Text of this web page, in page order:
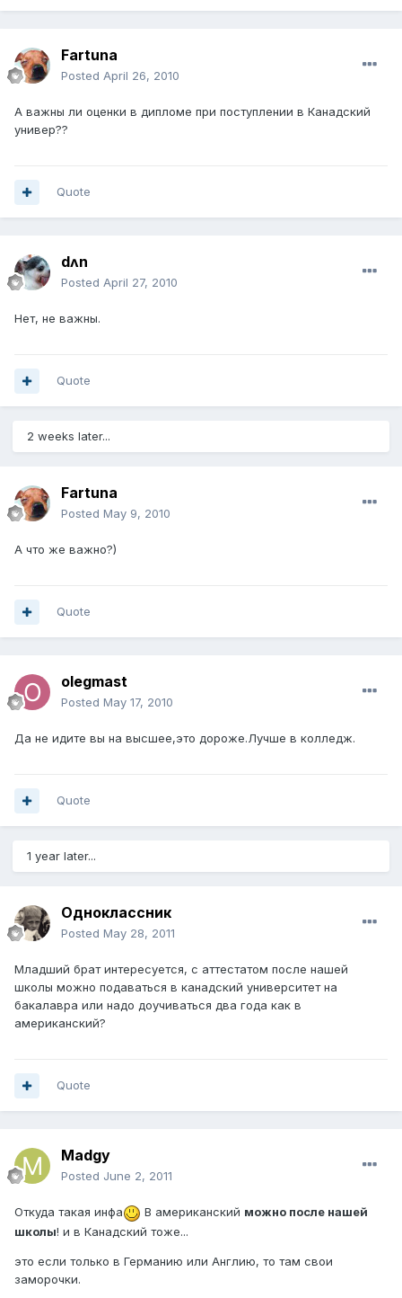
Fartuna
Posted April 26, 2010
А важны ли оценки в дипломе при поступлении в Канадский
универ??
Quote
dʌn
Posted April 27, 2010
Нет, не важны.
Quote
2 weeks later...
Fartuna
Posted May 9, 2010
А что же важно?)
Quote
olegmast
Posted May 17, 2010
Да не идите вы на высшее,это дороже.Лучше в колледж.
Quote
1 year later...
Одноклассник
Posted May 28, 2011
Младший брат интересуется, с аттестатом после нашей
школы можно подаваться в канадский университет на
бакалавра или надо доучиваться два года как в
американский?
Quote
Madgy
Posted June 2, 2011
Откуда такая инфа В американский можно после нашей
школы! и в Канадский тоже...
это если только в Германию или Англию, то там свои
заморочки.